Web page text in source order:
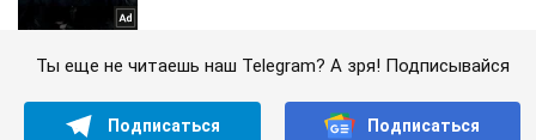
Ты еще не читаешь наш Telegram? А зря! Подписывайся
Подписаться Подписаться